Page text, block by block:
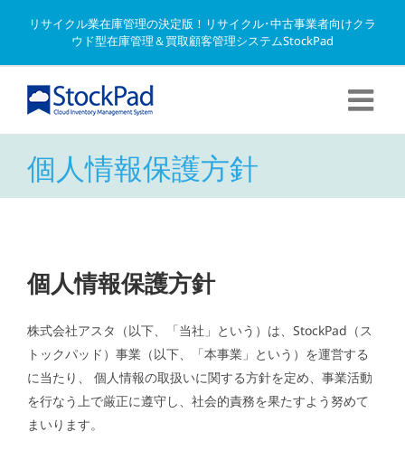
リサイクル業在庫管理の決定版！リサイクル･中古事業者向けクラ
ウド型在庫管理＆買取顧客管理システムStockPad
個人情報保護方針
個人情報保護方針
株式会社アスタ（以下、「当社」という）は、StockPad（ス
トックパッド）事業（以下、「本事業」という）を運営する
に当たり、 個人情報の取扱いに関する方針を定め、事業活動
を行なう上で厳正に遵守し、社会的責務を果たすよう努めて
まいります。